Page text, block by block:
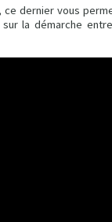
ce dernier vous
la démarche